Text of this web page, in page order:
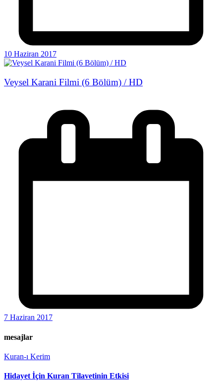
10 Haziran 2017
Veysel Karani Filmi (6 Bölüm) / HD
7 Haziran 2017
mesajlar
Kuran-ı Kerim
Hidayet İçin Kuran Tilavetinin Etkisi